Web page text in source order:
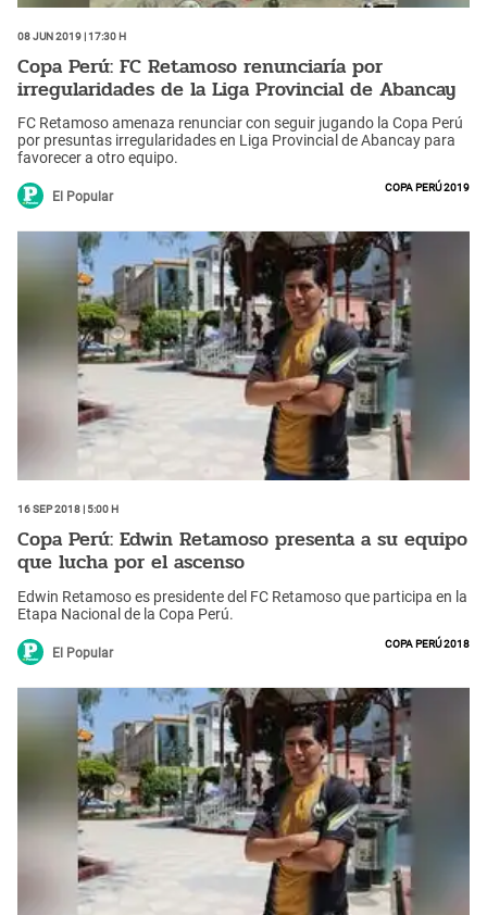
08 Jun 2019 | 17:30 h
Copa Perú: FC Retamoso renunciaría por
irregularidades de la Liga Provincial de Abancay
FC Retamoso amenaza renunciar con seguir jugando la Copa Perú
por presuntas irregularidades en Liga Provincial de Abancay para
favorecer a otro equipo.
El Popular
Copa Perú 2019
16 Sep 2018 | 5:00 h
Copa Perú: Edwin Retamoso presenta a su equipo
que lucha por el ascenso
Edwin Retamoso es presidente del FC Retamoso que participa en la
Etapa Nacional de la Copa Perú.
El Popular
Copa Perú 2018